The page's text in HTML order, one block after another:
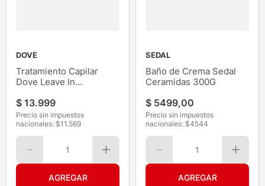
DOVE
Tratamiento Capilar
Dove Leave In
110ML
$ 13.999
Precio sin impuestos
nacionales: $11.569
1
SEDAL
Baño de Crema Sedal
Ceramidas 300G
$ 5499,00
Precio sin impuestos
nacionales: $4544
1